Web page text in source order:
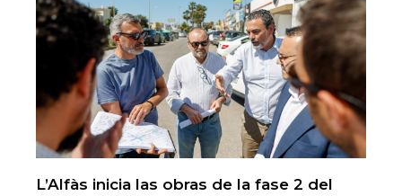
L’Alfàs inicia las obras de la fase 2 del